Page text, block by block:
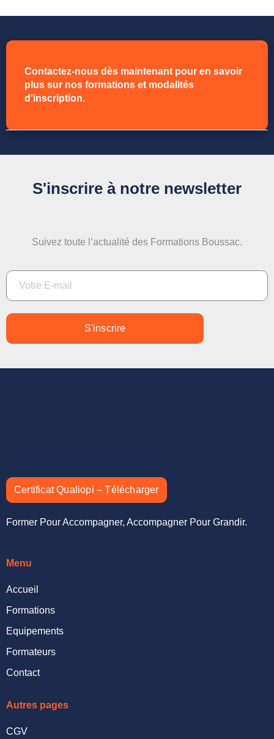
Contactez-nous dès maintenant pour en savoir
plus sur nos formations et modalités
d'inscription.
S'inscrire à notre newsletter
Suivez toute l’actualité des Formations Boussac.
S'inscrire
Certificat Qualiopi – Télécharger
Former Pour Accompagner, Accompagner Pour Grandir.
Menu
Accueil
Formations
Equipements
Formateurs
Contact
Autres pages
CGV